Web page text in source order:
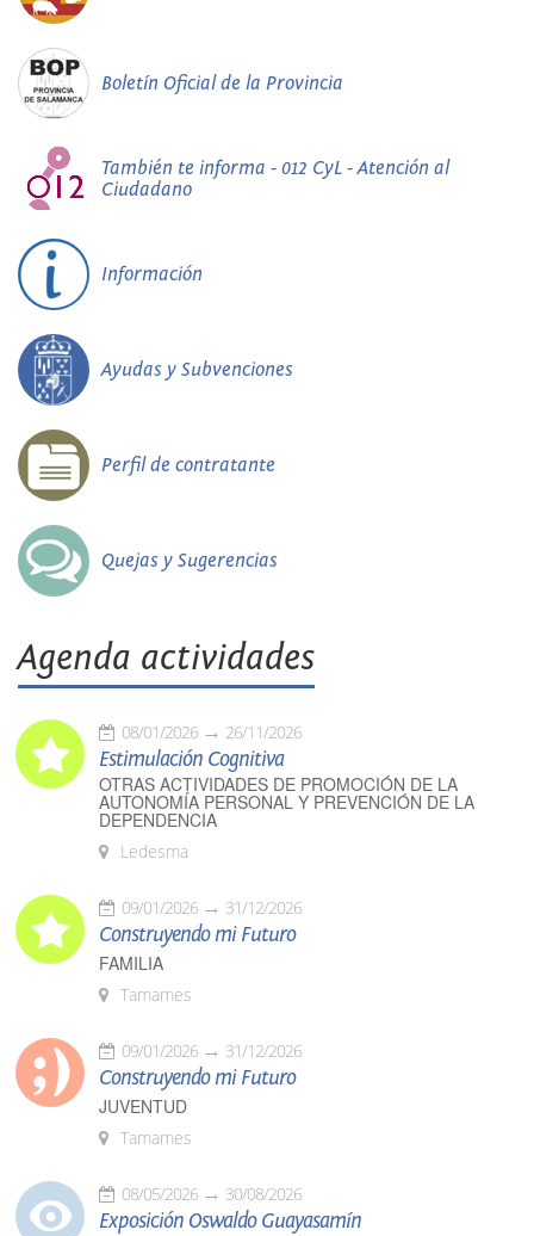
Boletín Oficial de la Provincia
También te informa - 012 CyL - Atención al
Ciudadano
Información
Ayudas y Subvenciones
Perfil de contratante
Quejas y Sugerencias
Agenda actividades
08/01/2026 26/11/2026
Estimulación Cognitiva
OTRAS ACTIVIDADES DE PROMOCIÓN DE LA
AUTONOMÍA PERSONAL Y PREVENCIÓN DE LA
DEPENDENCIA
Ledesma
09/01/2026 31/12/2026
Construyendo mi Futuro
FAMILIA
Tamames
09/01/2026 31/12/2026
Construyendo mi Futuro
JUVENTUD
Tamames
08/05/2026 30/08/2026
Exposición Oswaldo Guayasamín